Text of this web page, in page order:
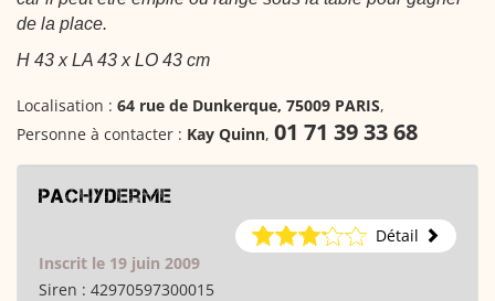
de la place.
H 43 x LA 43 x LO 43 cm
Localisation : 64 rue de Dunkerque, 75009 PARIS,
Personne à contacter : Kay Quinn, 01 71 39 33 68
pachyderme
Détail
Inscrit le 19 juin 2009
Siren : 42970597300015